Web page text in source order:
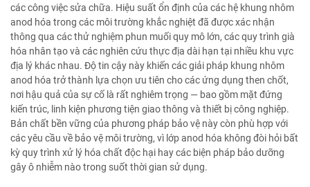
các công việc sửa chữa. Hiệu suất ổn định của các hệ khung nhôm
anod hóa trong các môi trường khắc nghiệt đã được xác nhận
thông qua các thử nghiệm phun muối quy mô lớn, các quy trình già
hóa nhân tạo và các nghiên cứu thực địa dài hạn tại nhiều khu vực
địa lý khác nhau. Độ tin cậy này khiến các giải pháp khung nhôm
anod hóa trở thành lựa chọn ưu tiên cho các ứng dụng then chốt,
nơi hậu quả của sự cố là rất nghiêm trọng — bao gồm mặt đứng
kiến trúc, linh kiện phương tiện giao thông và thiết bị công nghiệp.
Bản chất bền vững của phương pháp bảo vệ này còn phù hợp với
các yêu cầu về bảo vệ môi trường, vì lớp anod hóa không đòi hỏi bất
kỳ quy trình xử lý hóa chất độc hại hay các biện pháp bảo dưỡng
gây ô nhiễm nào trong suốt thời gian sử dụng.